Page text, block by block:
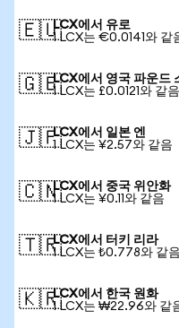
🇪🇺LCX에서 유로
1 LCX는 €0.0141와 같
🇬🇧LCX에서 영국 파운드
1 LCX는 £0.0121와 같음
🇯🇵LCX에서 일본 엔
1 LCX는 ¥2.57와 같음
🇨🇳LCX에서 중국 위안화
1 LCX는 ¥0.11와 같음
🇹🇷LCX에서 터키 리라
1 LCX는 ₺0.778와 같음
🇰🇷LCX에서 한국 원화
1 LCX는 ₩22.96와 같